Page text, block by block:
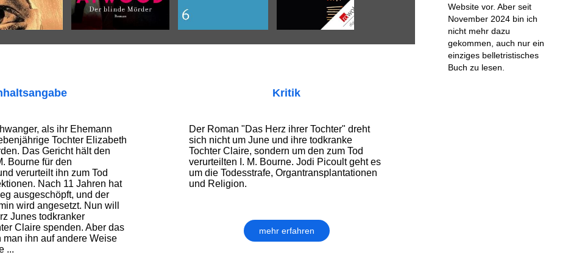
als ihr Ehemann
Tochter Elizabeth
Das Gericht hält den
Bourne für den
verurteilt ihn zum Tod
Nach 11 Jahren hat
ausgeschöpft, und der
wird angesetzt. Nun will
Junes todkranker
Claire spenden. Aber das
man ihn auf andere Weise
...
Kritik
Der Roman "Das Herz ihrer Tochter" dreht
sich nicht um June und ihre todkranke
Tochter Claire, sondern um den zum Tod
verurteilten I. M. Bourne. Jodi Picoult geht es
um die Todesstrafe, Organtransplantationen
und Religion.
mehr erfahren
Website vor. Aber seit
November 2024 bin ich
nicht mehr dazu
gekommen, auch nur ein
einziges belletristisches
Buch zu lesen.